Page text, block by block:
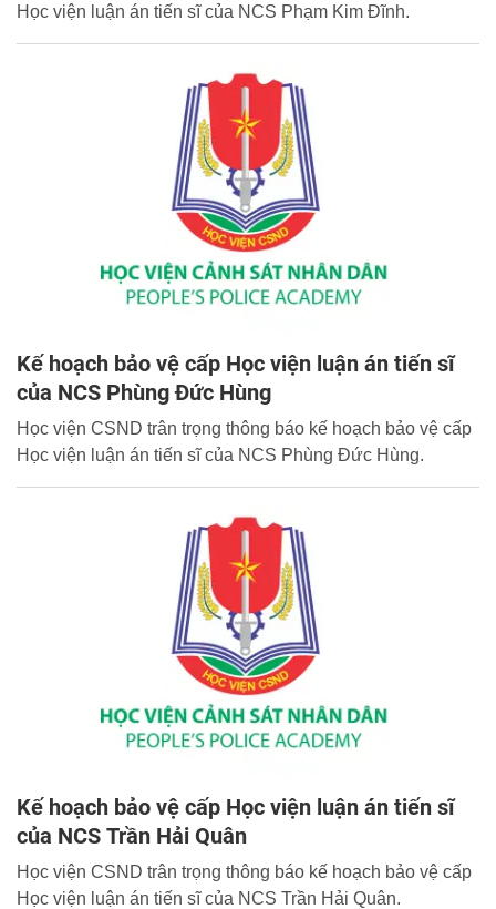
Học viện luận án tiến sĩ của NCS Phạm Kim Đĩnh.
Kế hoạch bảo vệ cấp Học viện luận án tiến sĩ
của NCS Phùng Đức Hùng
Học viện CSND trân trọng thông báo kế hoạch bảo vệ cấp
Học viện luận án tiến sĩ của NCS Phùng Đức Hùng.
Kế hoạch bảo vệ cấp Học viện luận án tiến sĩ
của NCS Trần Hải Quân
Học viện CSND trân trọng thông báo kế hoạch bảo vệ cấp
Học viện luận án tiến sĩ của NCS Trần Hải Quân.